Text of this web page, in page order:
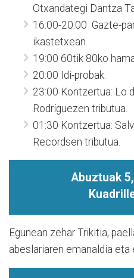
Otxandategi Dantza
16:00-20:00 Gazte-
ikastetxean.
19:00 60tik 80ko
20:00 Idi-probak.
23:00 Kontzertua: Lo
Rodríguezen tributua.
01:30 Kontzertua:
Recordsen tributua.
Abuztuak
Egunean zehar Trikitia,
abeslariaren emanaldia eta